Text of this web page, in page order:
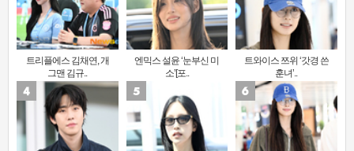
트리플에스 김채연, 개
그맨 김규..
엔믹스 설윤 ‘눈부신 미
소’[포..
트와이스 쯔위 ‘갓경 쓴
훈녀’..